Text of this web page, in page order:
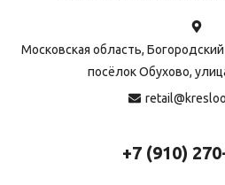
Московская область,
посёлок Обухово,
+7 (910)